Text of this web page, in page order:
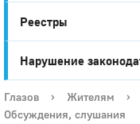
Реестры
Нарушение
Глазов › Жителям ›
Обсуждения, слушания